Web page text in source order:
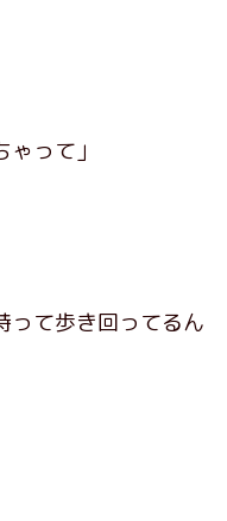
って」
って歩き回ってるん